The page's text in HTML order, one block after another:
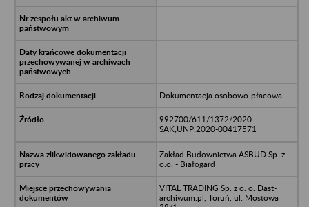
Dokumentacja osobowo-płacowa
992700/611/1372/2020-
SAK;UNP:2020-00417571
Zakład Budownictwa ASBUD Sp. z
o.o. - Białogard
VITAL TRADING Sp. z o. o. Dast-
archiwum.pl, Toruń, ul. Mostowa